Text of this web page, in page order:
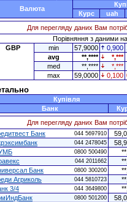
Валюта
Курс
uah
Для перегляду даних Вам
Порівняння з даними
GBP
min 57,9000 0,900
avg
**,**** *,***
med
**,**** *,***
max
59,0000 0,100
Купівля
Банк
Для перегляду даних Вам
Банк
044 5697910
044 2478045
0800 500490
044 2011662
Банк
0800 300200
Агриколь
044 5810723
3/4
044 3649800
0800 501200